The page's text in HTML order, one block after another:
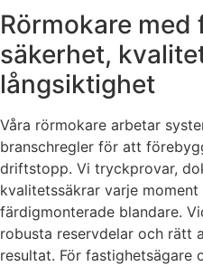
Rörmokare med
säkerhet,
långsiktighet
Våra rörmokare arbetar
branschregler för att
driftstopp. Vi tryckprovar,
kvalitetssäkrar varje
färdigmonterade blandare.
robusta reservdelar och rätt
resultat. För fastighetsägare